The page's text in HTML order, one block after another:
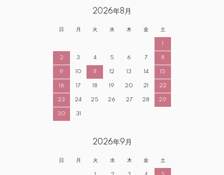
2026年8月
日 月 火 水 木 金 土
2 3 4 5 6 7 8
9 10 12 13 14 15
16 17 18 19 20 21 22
23 24 25 26 27 28 29
30 31
2026年9月
日 月 火 水 木 金 土